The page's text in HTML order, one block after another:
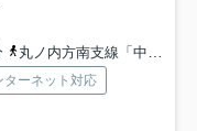
丸ノ内方南支線「中野富士見町」駅 徒歩8分
ターネット対応